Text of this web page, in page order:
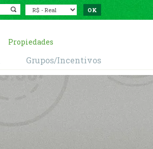
Propiedades
Grupos/Incentivos